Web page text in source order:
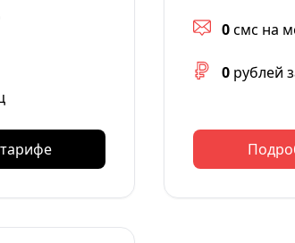
0смс на
0 рублей